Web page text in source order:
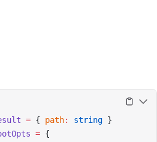
= { path: string }
= {